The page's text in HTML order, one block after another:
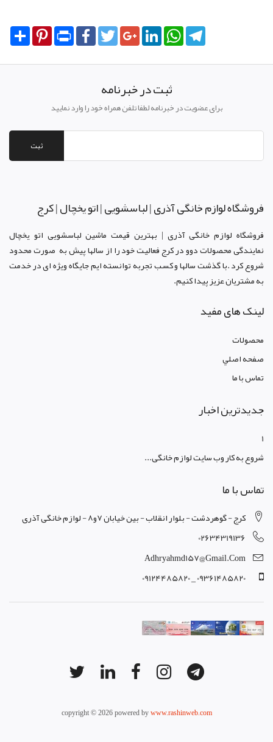
Share PinterestPrint FacebookTwitterGoogle+LinkedInWhatsApp
ثبت در خبرنامه
برای عضویت در خبرنامه لطفا تلفن همراه خود را وارد نمایید
ثبت
فروشگاه لوازم خانگی آذری | لباسشویی | اتو یخچال | کرج
فروشگاه لوازم خانگی آذری | بهترین قیمت ماشین لباسشویی اتو یخچال
نمایندگی محصولات دوو در کرجفعالیت خود را از سالها پیش به صورت محدود
شروع کرد .با گذشت سالها و کسب تجربه توانسته ایم جایگاه ویژه ای در خدمت
به مشتریان عزیز پیدا کنیم.
لینک های مفید
محصولات
صفحه اصلي
تماس با ما
جدیدترین اخبار
1
شروع به کار وب سایت لوازم خانگی...
تماس با ما
کرج - گوهردشت - بلوار انقلاب - بین خیابان 7و8 - لوازم خانگی آذری
02634319136
Adhryahmd157@gmail.com
09361485820 _ 09124485820
copyright © 2026 powered by www.rashinweb.com